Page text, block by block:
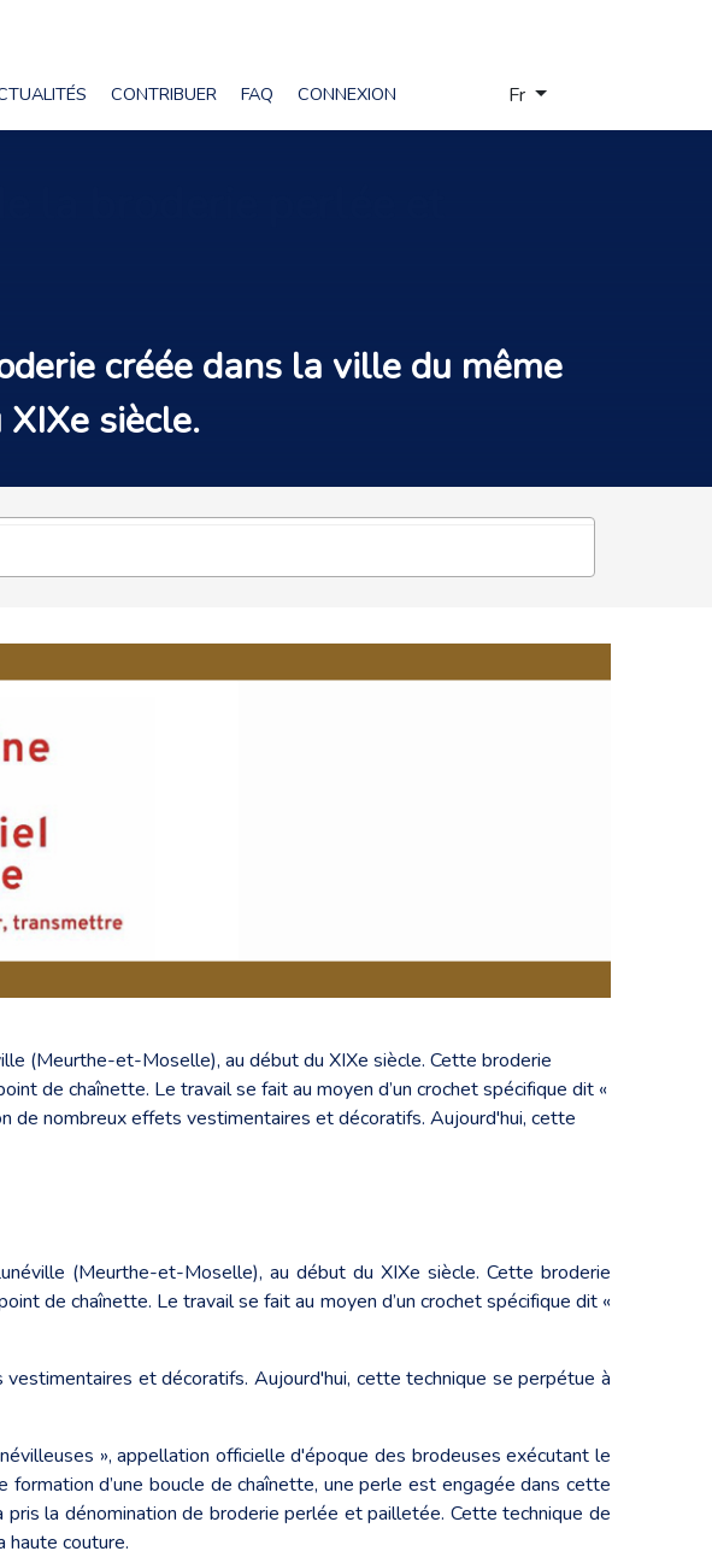
CONTRIBUER FAQ CONNEXION Sélectionnez votre langue
Fr
créée dans la ville du même
siècle.
(Meurthe-et-Moselle), au début du XIXe siècle. Cette broderie
de chaînette. Le travail se fait au moyen d’un crochet spécifique dit «
de nombreux effets vestimentaires et décoratifs. Aujourd'hui, cette
(Meurthe-et-Moselle), au début du XIXe siècle. Cette broderie
de chaînette. Le travail se fait au moyen d’un crochet spécifique dit «
et décoratifs. Aujourd'hui, cette technique se perpétue à
», appellation officielle d'époque des brodeuses exécutant le
d’une boucle de chaînette, une perle est engagée dans cette
la dénomination de broderie perlée et pailletée. Cette technique de
haute couture.